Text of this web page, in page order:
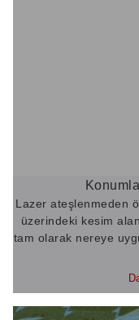
Lazer ateşlenmeden
üzerindeki kesim
tam olarak nereye